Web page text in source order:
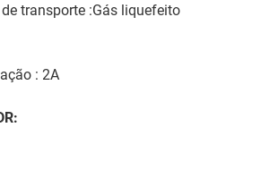
transporte :Gás liquefeito
: 2A